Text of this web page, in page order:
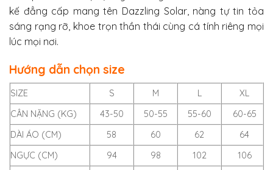
kế đẳng cấp mang tên Dazzling Solar, nàng tự tin tỏa
sáng rạng rỡ, khoe trọn thần thái cùng cá tính riêng mọi
lúc mọi nơi.
Hướng dẫn chọn size
SIZE S M L
XL
CÂN NẶNG (KG)
43-50 50-55 55-60
60-65
DÀI ÁO (CM)
58 60 62
64
NGỰC (CM)
94 98 102
106